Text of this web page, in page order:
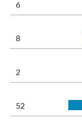
6
8
2
52